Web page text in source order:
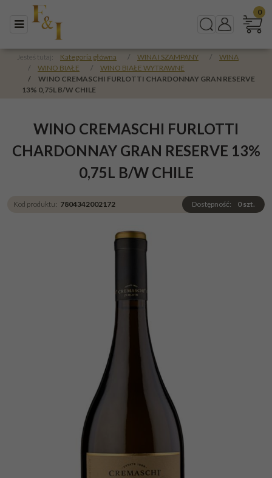
Menu SzukajPanel
0
Jesteś tutaj: Kategoria główna / WINA I SZAMPANY /
WINA
/
WINO BIAŁE /
WINO BIAŁE WYTRAWNE
/
WINO CREMASCHI FURLOTTI CHARDONNAY GRAN RESERVE
13% 0,75L B/W CHILE
WINO CREMASCHI FURLOTTI
CHARDONNAY GRAN RESERVE 13%
0,75L B/W CHILE
Kod produktu: 7804342002172 Dostępność: 0szt.